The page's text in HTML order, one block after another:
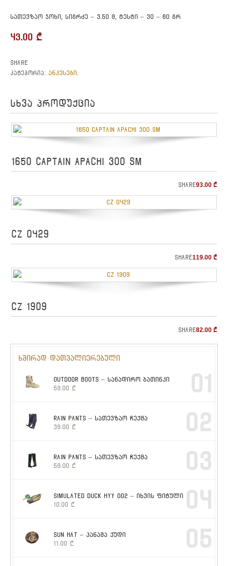
სათევზაო ჯოხი, სიგრძე – 3.50 მ, ტესტი – 30 – 60 გრ
43.00 ₾
Share
კატეგორია: ანკესები
სხვა პროდუქცია
1650 CAPTAIN APACHI 300 SM
93.00 ₾
Share
CZ 0429
119.00 ₾
Share
CZ 1909
82.00 ₾
Share
ხშირად დათვალიერებული
OUTDOOR BOOTS – სანადირო ბათინკი
59.00 ₾ 01
RAIN PANTS – სათევზაო ჩექმა
39.00 ₾ 02
RAIN PANTS – სათევზაო ჩექმა
59.00 ₾ 03
SIMULATED DUCK HYY 002 – იხვის ფიტული
10.00 ₾ 04
SUN HAT – პანამა ქუდი
11.00 ₾ 05